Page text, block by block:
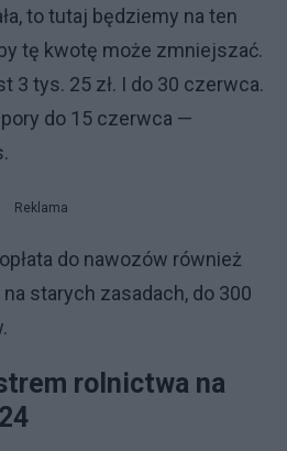
to tutaj będziemy na ten
tę kwotę może zmniejszać.
3 tys. 25 zł. I do 30 czerwca.
pory do 15 czerwca —
Reklama
do nawozów również
starych zasadach, do 300
rolnictwa na